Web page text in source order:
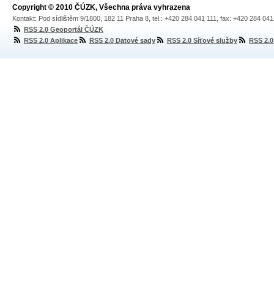
Copyright © 2010 ČÚZK, Všechna práva vyhrazena
Kontakt: Pod sídlištěm 9/1800, 182 11 Praha 8, tel.: +420 284 041 111, fax: +420 284
RSS 2.0 Geoportál ČÚZK
RSS 2.0 Aplikace
RSS 2.0 Datové sady RSS 2.0 Síťové služby RSS